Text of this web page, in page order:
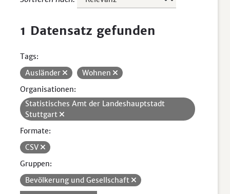
1 Datensatz gefunden
Tags:
Ausländer
Wohnen
Organisationen:
Statistisches Amt der Landeshauptstadt
Stuttgart
Formate:
CSV
Gruppen:
Bevölkerung und Gesellschaft